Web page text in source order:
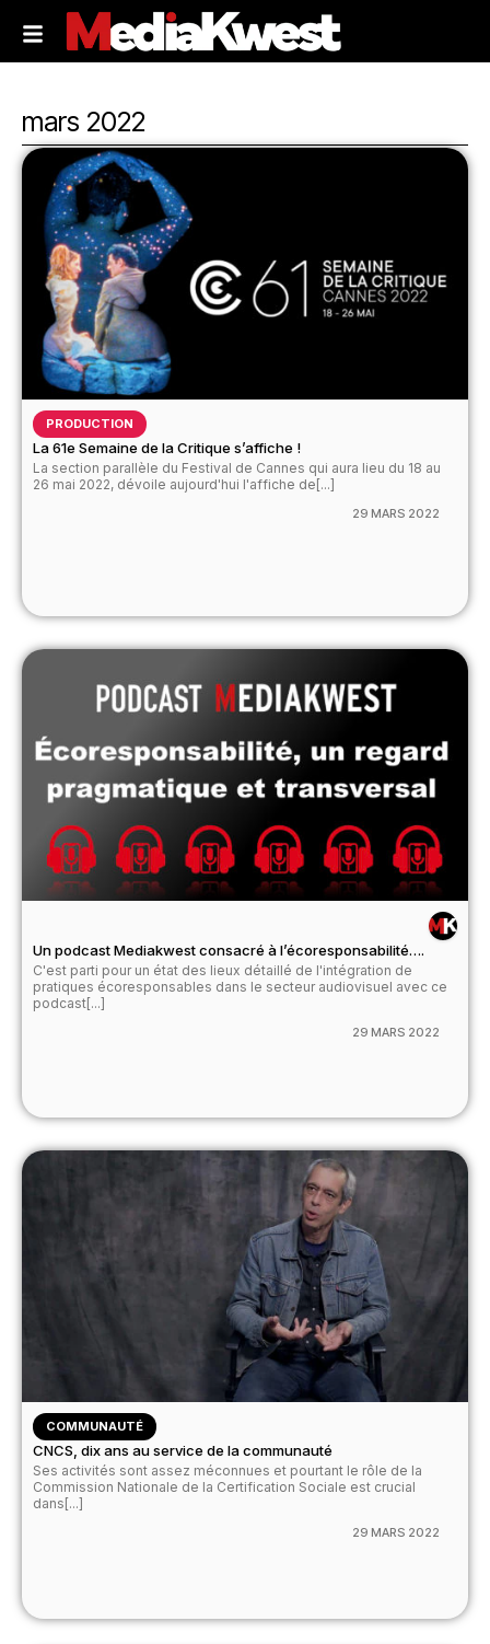
mars 2022
PRODUCTION
La 61e Semaine de la Critique s’affiche !
La section parallèle du Festival de Cannes qui aura lieu du 18 au
26 mai 2022, dévoile aujourd'hui l'affiche de[...]
29 MARS 2022
Un podcast Mediakwest consacré à l’écoresponsabilité….
C'est parti pour un état des lieux détaillé de l'intégration de
pratiques écoresponsables dans le secteur audiovisuel avec ce
podcast[...]
29 MARS 2022
COMMUNAUTÉ
CNCS, dix ans au service de la communauté
Ses activités sont assez méconnues et pourtant le rôle de la
Commission Nationale de la Certification Sociale est crucial
dans[...]
29 MARS 2022